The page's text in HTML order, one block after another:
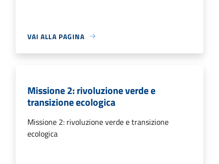
VAI ALLA PAGINA
Missione 2: rivoluzione verde e
transizione ecologica
Missione 2: rivoluzione verde e transizione
ecologica